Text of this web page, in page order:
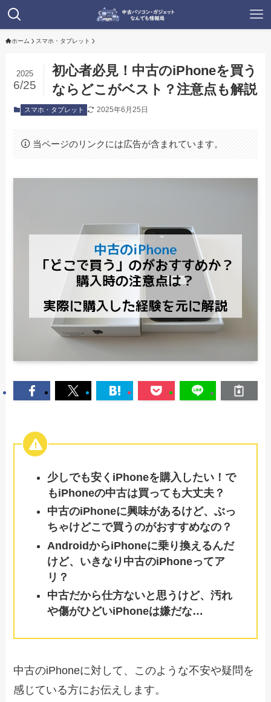
ホーム スマホ・タブレット
初心者必見！中古のiPhoneを買う
ならどこがベスト？注意点も解説
2025
6/25
スマホ・タブレット 2025年6月25日
当ページのリンクには広告が含まれています。
少しでも安くiPhoneを購入したい！で
もiPhoneの中古は買っても大丈夫？
中古のiPhoneに興味があるけど、ぶっ
ちゃけどこで買うのがおすすめなの？
AndroidからiPhoneに乗り換えるんだ
けど、いきなり中古のiPhoneってア
リ？
中古だから仕方ないと思うけど、汚れ
や傷がひどいiPhoneは嫌だな…
中古のiPhoneに対して、このような不安や疑問を
感じている方にお伝えします。